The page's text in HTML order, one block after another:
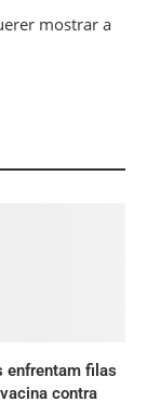
mostrar a
enfrentam filas
contra